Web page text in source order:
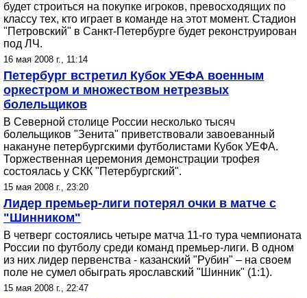
будет строиться на покупке игроков, превосходящих по
классу тех, кто играет в команде на этот момент. Стадион
"Петровский" в Санкт-Петербурге будет реконструирован
под ЛЧ.
16 мая 2008 г., 11:14
Петербург встретил Кубок УЕФА военным
оркестром и множеством нетрезвых
болельщиков
В Северной столице России несколько тысяч
болельщиков "Зенита" приветствовали завоеванный
накануне петербургскими футболистами Кубок УЕФА.
Торжественная церемония демонстрации трофея
состоялась у СКК "Петербургский".
15 мая 2008 г., 23:20
Лидер премьер-лиги потерял очки в матче с
"Шинником"
В четверг состоялись четыре матча 11-го тура чемпионата
России по футболу среди команд премьер-лиги. В одном
из них лидер первенства - казанский "Рубин" – на своем
поле не сумел обыграть ярославский "Шинник" (1:1).
15 мая 2008 г., 22:47